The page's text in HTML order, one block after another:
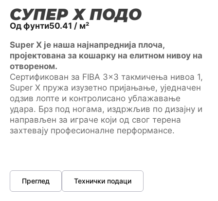
СУПЕР X ПОДО
Од фунти50.41 / м²
Super X је наша најнапреднија плоча,
пројектована за кошарку на елитном нивоу на
отвореном.
Сертификован за FIBA 3×3 такмичења нивоа 1,
Super X пружа изузетно пријањање, уједначен
одзив лопте и контролисано ублажавање
удара. Брз под ногама, издржљив по дизајну и
направљен за играче који од свог терена
захтевају професионалне перформансе.
Преглед Технички подаци